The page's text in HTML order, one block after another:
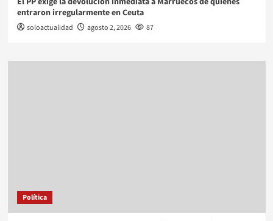
entraron irregularmente en Ceuta
soloactualidad agosto 2, 2026 87
Política